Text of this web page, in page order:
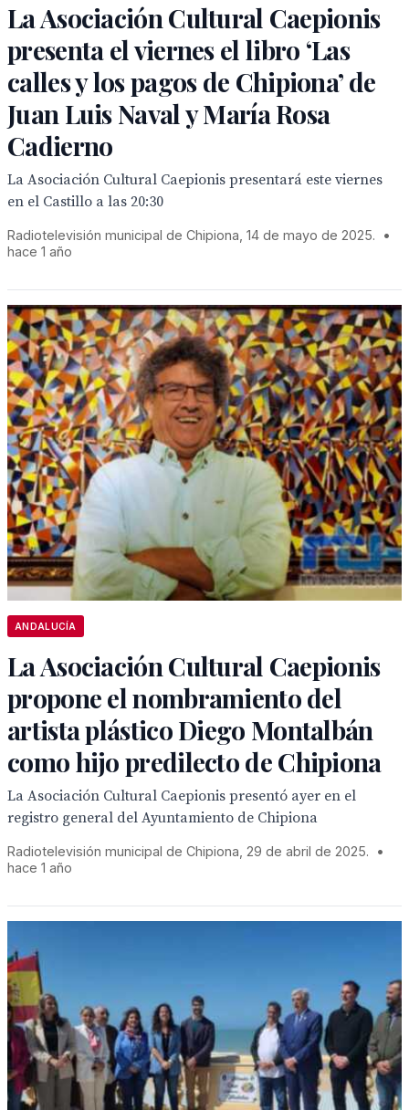
La Asociación Cultural Caepionis
presenta el viernes el libro ‘Las
calles y los pagos de Chipiona’ de
Juan Luis Naval y María Rosa
Cadierno
La Asociación Cultural Caepionis presentará este viernes
en el Castillo a las 20:30
Radiotelevisión municipal de Chipiona, 14 de mayo de 2025.
•
hace 1 año
ANDALUCÍA
La Asociación Cultural Caepionis
propone el nombramiento del
artista plástico Diego Montalbán
como hijo predilecto de Chipiona
La Asociación Cultural Caepionis presentó ayer en el
registro general del Ayuntamiento de Chipiona
Radiotelevisión municipal de Chipiona, 29 de abril de 2025.
•
hace 1 año